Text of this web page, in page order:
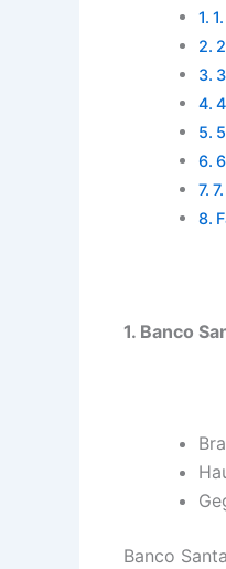
1. Banco
Banco